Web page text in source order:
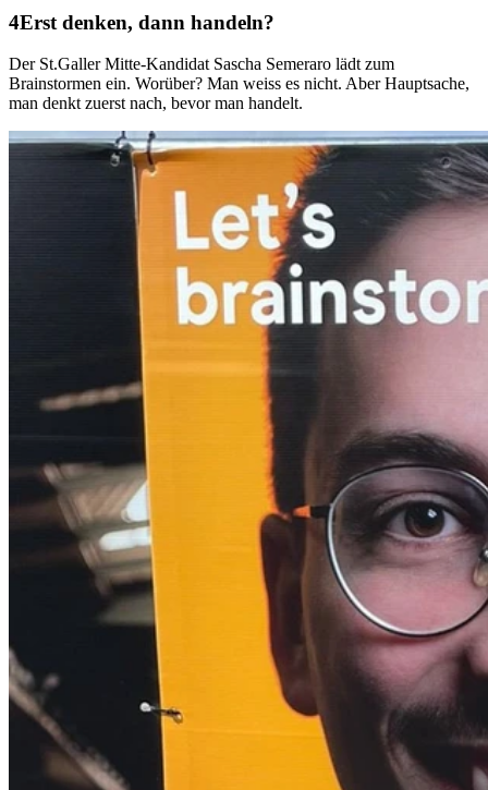
Erst denken, dann handeln?
Der St.Galler Mitte-Kandidat Sascha Semeraro lädt zum
Brainstormen ein. Worüber? Man weiss es nicht. Aber Hauptsache,
man denkt zuerst nach, bevor man handelt.